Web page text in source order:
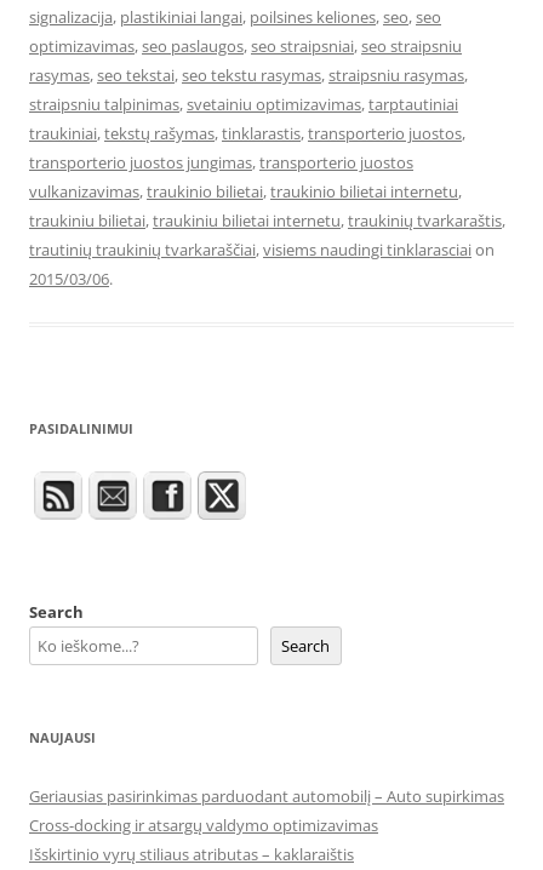
signalizacija, plastikiniai langai, poilsines keliones,seo,seo
optimizavimas,seo paslaugos,seo straipsniai,seo straipsniu
rasymas,seo tekstai,seo tekstu rasymas,straipsniu rasymas,
straipsniu talpinimas,svetainiu optimizavimas,tarptautiniai
traukiniai,tekstų rašymas,tinklarastis,transporterio juostos,
transporterio juostos jungimas,transporterio juostos
vulkanizavimas,traukinio bilietai,traukinio bilietai internetu,
traukiniu bilietai,traukiniu bilietai internetu,traukinių tvarkaraštis,
trautinių traukinių tvarkaraščiai,visiems naudingi tinklarasciaion
2015/03/06.
PASIDALINIMUI
Search
Search
NAUJAUSI
Geriausias pasirinkimas parduodant automobilį – Auto supirkimas
Cross-docking ir atsargų valdymo optimizavimas
Išskirtinio vyrų stiliaus atributas – kaklaraištis